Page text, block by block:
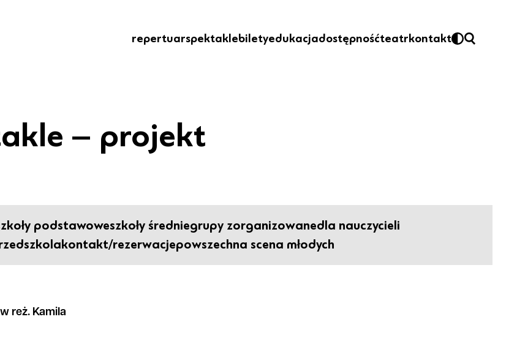
repertuarspektaklebiletyedukacjadostępnośćteatrkontakt
– projekt
podstawoweszkoły średniegrupy zorganizowanedla nauczycieli
kontakt/rezerwacjepowszechna scena młodych
reż. Kamila